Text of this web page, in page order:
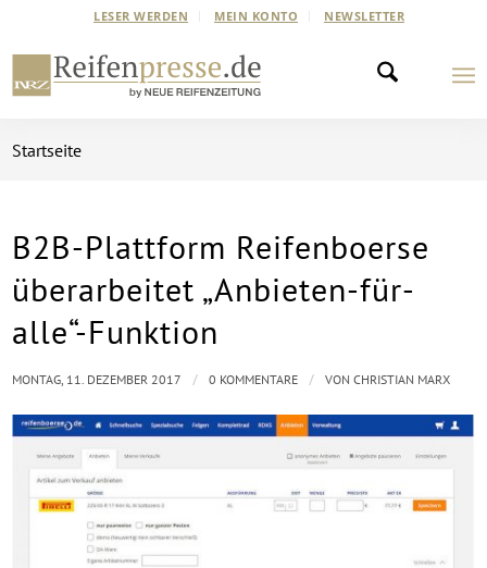
LESER WERDEN MEIN KONTO NEWSLETTER
Startseite
B2B-Plattform Reifenboerse
überarbeitet „Anbieten-für-
alle“-Funktion
MONTAG, 11. DEZEMBER 2017 / 0 KOMMENTARE / VONCHRISTIAN MARX